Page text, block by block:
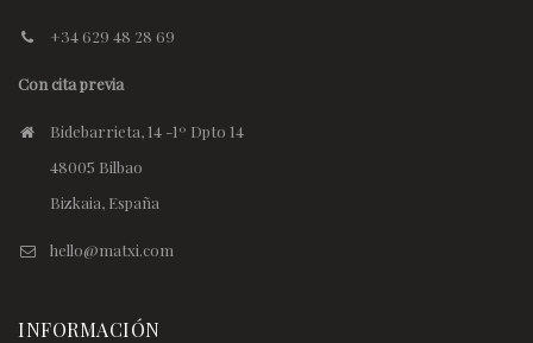
+34 629 48 28 69
Con cita previa
Bidebarrieta, 14 -1º Dpto 14
48005 Bilbao
Bizkaia, España
hello@matxi.com
INFORMACIÓN